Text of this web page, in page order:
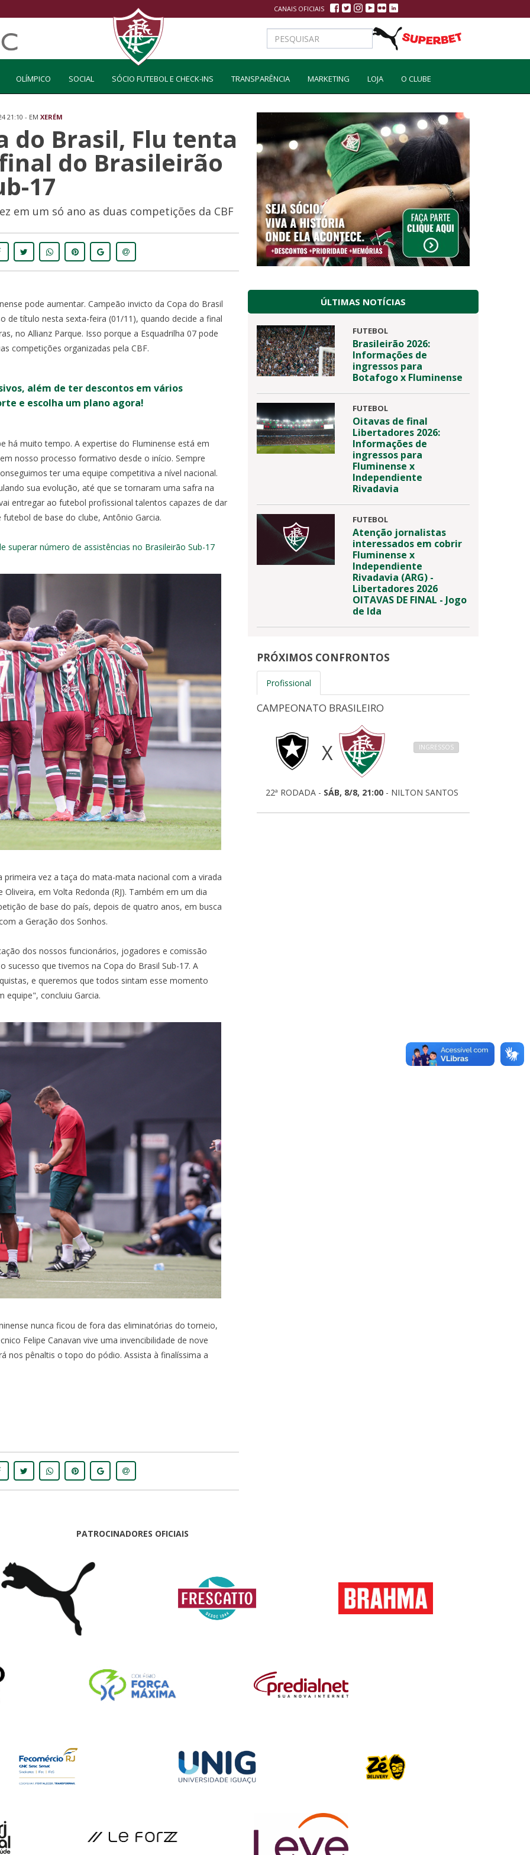
CANAIS OFICIAIS
OLÍMPICO SOCIAL SÓCIO FUTEBOL E CHECK-INS TRANSPARÊNCIA MARKETING LOJA O CLUBE
21:10 - EM XERÉM
do Brasil, Flu tenta
do Brasileirão
17
em um só ano as duas competições da CBF
pode aumentar. Campeão invicto da Copa do Brasil
de título nesta sexta-feira (01/11), quando decide a final
no Allianz Parque. Isso porque a Esquadrilha 07 pode
competições organizadas pela CBF.
além de ter descontos em vários
e escolha um plano agora!
há muito tempo. A expertise do Fluminense está em
nosso processo formativo desde o início. Sempre
ter uma equipe competitiva a nível nacional.
sua evolução, até que se tornaram uma safra na
entregar ao futebol profissional talentos capazes de dar
de base do clube, Antônio Garcia.
superar número de assistências no Brasileirão Sub-17
primeira vez a taça do mata-mata nacional com a virada
em Volta Redonda (RJ). Também em um dia
de base do país, depois de quatro anos, em busca
a Geração dos Sonhos.
dos nossos funcionários, jogadores e comissão
que tivemos na Copa do Brasil Sub-17. A
e queremos que todos sintam esse momento
concluiu Garcia.
nunca ficou de fora das eliminatórias do torneio,
Felipe Canavan vive uma invencibilidade de nove
nos pênaltis o topo do pódio. Assista à finalíssima a
ÚLTIMAS NOTÍCIAS
FUTEBOL
Brasileirão 2026:
Informações de
ingressos para
Botafogo x Fluminense
FUTEBOL
Oitavas de final
Libertadores 2026:
Informações de
ingressos para
Fluminense x
Independiente
Rivadavia
FUTEBOL
Atenção jornalistas
interessados em cobrir
Fluminense x
Independiente
Rivadavia (ARG) -
Libertadores 2026
OITAVAS DE FINAL - Jogo
de Ida
PRÓXIMOS CONFRONTOS
Profissional
-
CAMPEONATO BRASILEIRO
1 X 3 INGRESSOS
OITAVAS DE FINAL - VOLTA - QUA, 5/8, 21:30
MARACANÃ
CAMPEONATO BRASILEIRO
X INGRESSOS
22ª RODADA - SÁB, 8/8, 21:00 - NILTON SANTOS
PATROCINADORES OFICIAIS